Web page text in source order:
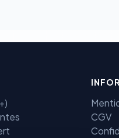
CGV